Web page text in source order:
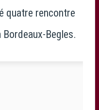
quatre rencontre
Begles.